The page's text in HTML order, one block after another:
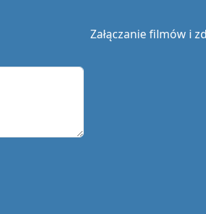
Załączanie filmów i